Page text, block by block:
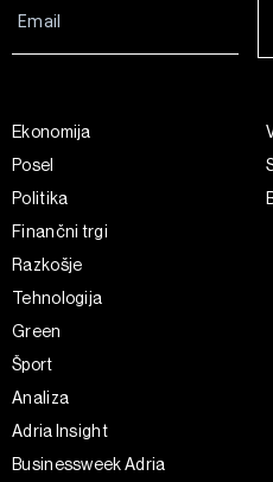
Ekonomija
Posel
Politika
Finančni trgi
Razkošje
Tehnologija
Green
Šport
Analiza
Adria Insight
Businessweek Adria